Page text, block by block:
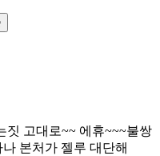
짓 고대로~~ 에휴~~~불쌍
본처가 젤루 대단해